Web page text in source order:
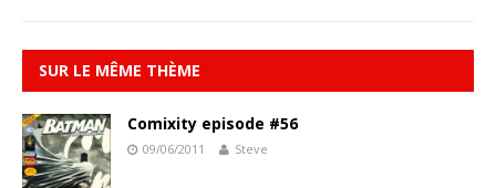
SUR LE MÊME THÈME
Comixity episode #56
09/06/2011 Steve